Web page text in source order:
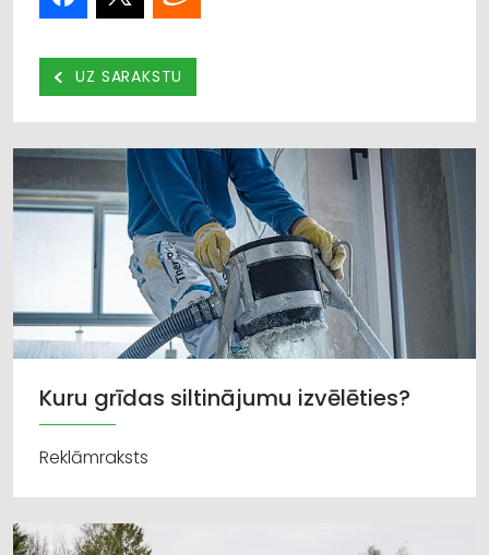
UZ SARAKSTU
Kuru grīdas siltinājumu izvēlēties?
Reklāmraksts